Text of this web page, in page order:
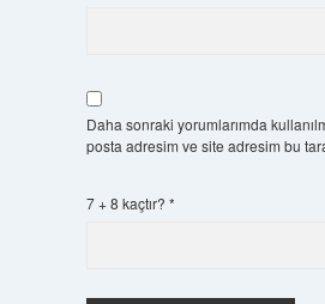
Daha sonraki yorumlarımda
posta adresim ve site adresim bu
7 + 8 kaçtır? *